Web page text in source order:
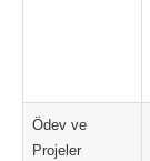
Ödev ve
Projeler